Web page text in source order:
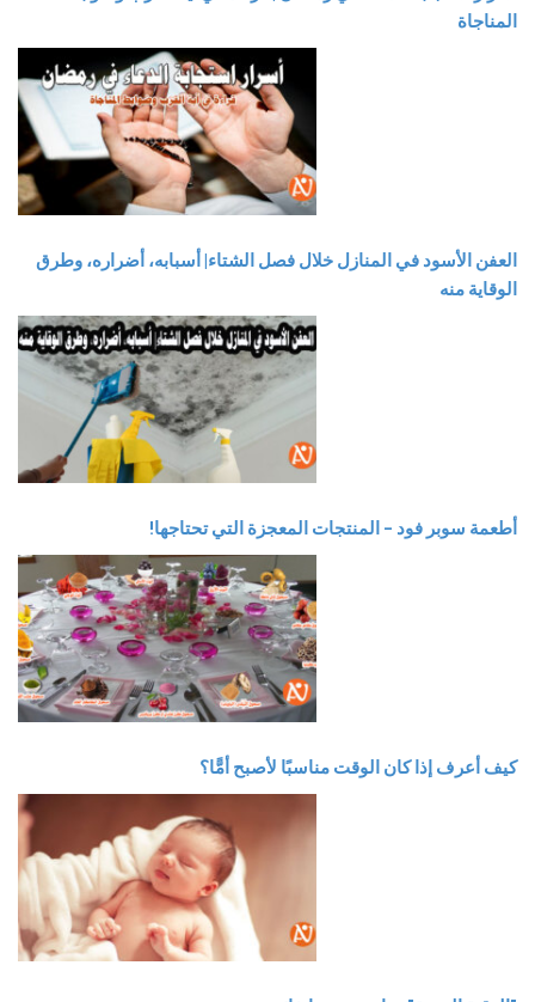
المناجاة
العفن الأسود في المنازل خلال فصل الشتاء| أسبابه، أضراره، وطرق
الوقاية منه
أطعمة سوبر فود – المنتجات المعجزة التي تحتاجها!
كيف أعرف إذا كان الوقت مناسبًا لأصبح أمًّا؟